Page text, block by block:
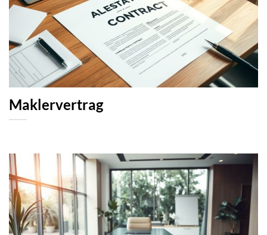
Maklervertrag